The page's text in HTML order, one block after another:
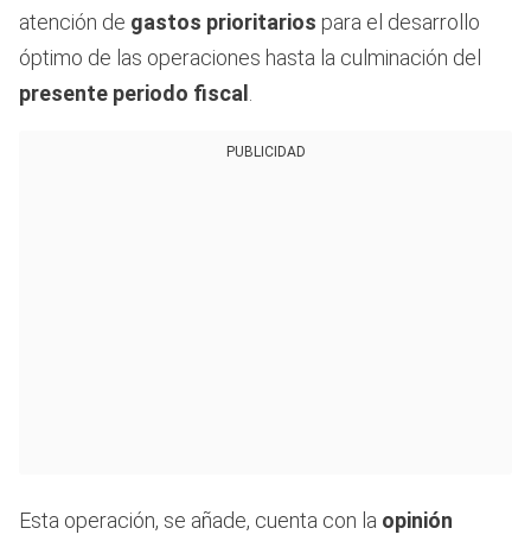
atención de gastos prioritarios para el desarrollo
óptimo de las operaciones hasta la culminación del
presente periodo fiscal
PUBLICIDAD
Esta operación, se añade, cuenta con la opinión